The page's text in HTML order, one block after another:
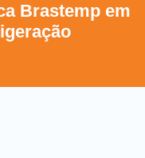
Brastemp em